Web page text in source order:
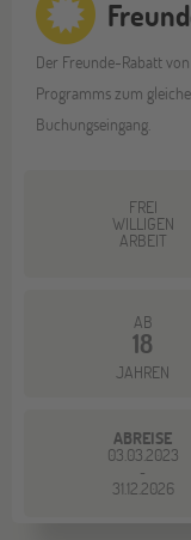
Der Freunde-Rabatt
Programms zum
Buchungseingang.
FREI
WILLIGEN
ARBEIT
AB
18
JAHREN
ABREISE
03.03.2023
-
31.12.2026